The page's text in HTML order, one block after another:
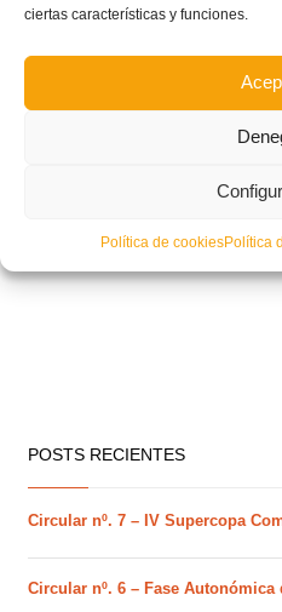
ciertas características y funciones.
Política de cookiesPolítica
POSTS RECIENTES
Circular nº. 7 – IV Supercopa
Circular nº. 6 – Fase Autonómica